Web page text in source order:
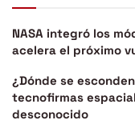
NASA integró los
acelera el próximo
¿Dónde se
tecnofirmas
desconocido